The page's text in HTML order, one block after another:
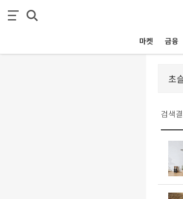
마켓 금융
검색